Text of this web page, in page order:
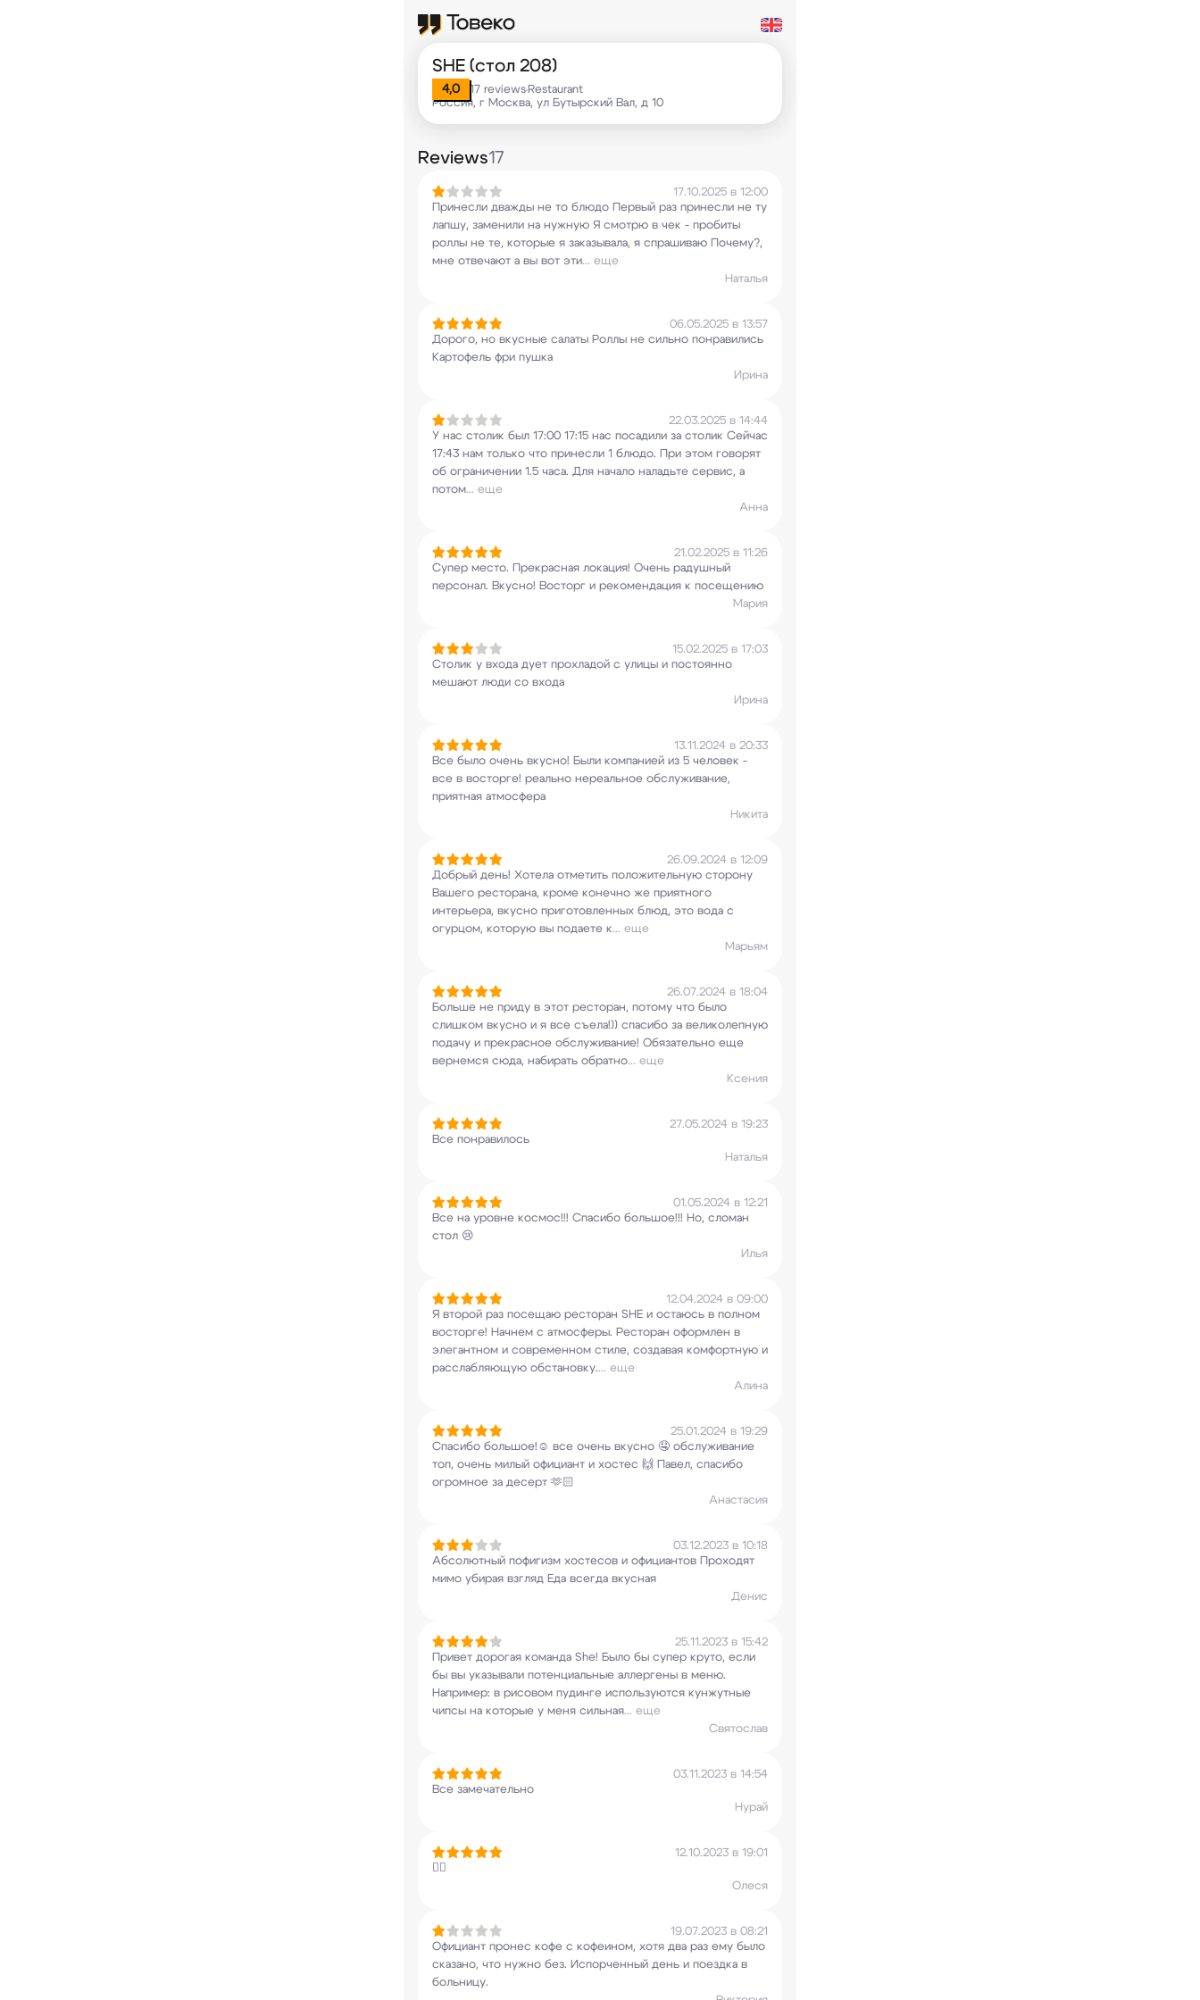
SHE (стол 208)
4,0 17 reviews•Restaurant
Россия, г Москва, ул Бутырский Вал, д 10
Reviews17
17.10.2025 в 12:00
Принесли дважды не то блюдо Первый раз принесли не ту
лапшу, заменили на нужную Я смотрю в чек - пробиты
роллы не те, которые я заказывала, я спрашиваю Почему?,
мне отвечают а вы вот эти... еще
Наталья
06.05.2025 в 13:57
Дорого, но вкусные салаты Роллы не сильно понравились
Картофель фри пушка
Ирина
22.03.2025 в 14:44
У нас столик был 17:00 17:15 нас посадили за столик Сейчас
17:43 нам только что принесли 1 блюдо. При этом говорят
об ограничении 1.5 часа. Для начало наладьте сервис, а
потом... еще
Анна
21.02.2025 в 11:26
Супер место. Прекрасная локация! Очень радушный
персонал. Вкусно! Восторг и рекомендация к посещению
Мария
15.02.2025 в 17:03
Столик у входа дует прохладой с улицы и постоянно
мешают люди со входа
Ирина
13.11.2024 в 20:33
Все было очень вкусно! Были компанией из 5 человек -
все в восторге! реально нереальное обслуживание,
приятная атмосфера
Никита
26.09.2024 в 12:09
Добрый день! Хотела отметить положительную сторону
Вашего ресторана, кроме конечно же приятного
интерьера, вкусно приготовленных блюд, это вода с
огурцом, которую вы подаете к... еще
Марьям
26.07.2024 в 18:04
Больше не приду в этот ресторан, потому что было
слишком вкусно и я все съела!)) спасибо за великолепную
подачу и прекрасное обслуживание! Обязательно еще
вернемся сюда, набирать обратно... еще
Ксения
27.05.2024 в 19:23
Все понравилось
Наталья
01.05.2024 в 12:21
Все на уровне космос!!! Спасибо большое!!! Но, сломан
стол 😢
Илья
12.04.2024 в 09:00
Я второй раз посещаю ресторан SHE и остаюсь в полном
восторге! Начнем с атмосферы. Ресторан оформлен в
элегантном и современном стиле, создавая комфортную и
расслабляющую обстановку.... еще
Алина
25.01.2024 в 19:29
Спасибо большое!☺️ все очень вкусно 🤤 обслуживание
топ, очень милый официант и хостес 🙌 Павел, спасибо
огромное за десерт 🫶🏻
Анастасия
03.12.2023 в 10:18
Абсолютный пофигизм хостесов и официантов Проходят
мимо убирая взгляд Еда всегда вкусная
Денис
25.11.2023 в 15:42
Привет дорогая команда She! Было бы супер круто, если
бы вы указывали потенциальные аллергены в меню.
Например: в рисовом пудинге используются кунжутные
чипсы на которые у меня сильная... еще
Святослав
03.11.2023 в 14:54
Все замечательно
Нурай
12.10.2023 в 19:01
👍🏻
Олеся
19.07.2023 в 08:21
Официант пронес кофе с кофеином, хотя два раз ему было
сказано, что нужно без. Испорченный день и поездка в
больницу.